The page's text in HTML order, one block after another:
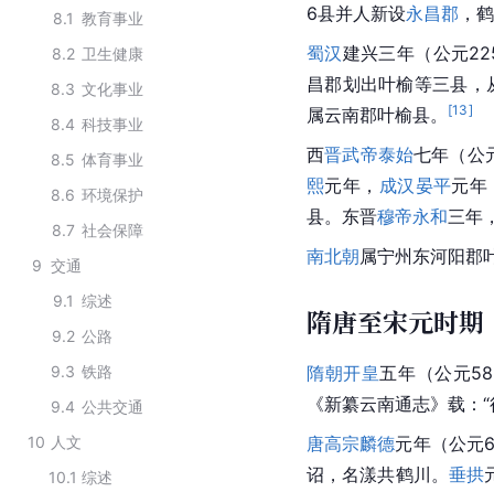
8.1 教育事业
8.2 卫生健康
8.3 文化事业
8.4 科技事业
8.5 体育事业
8.6 环境保护
8.7 社会保障
9 交通
9.1 综述
9.2 公路
9.3 铁路
9.4 公共交通
10 人文
10.1 综述
6县并人新设永昌郡 ，
蜀汉建兴三年（公元
昌郡划出叶榆等三县，
属云南郡叶榆县。
[13]
西晋武帝泰始七年（公
熙元年， 成汉晏平元年
县。 东晋穆帝永和三年
南北朝属宁州东河阳郡
隋唐至宋元时期
隋朝开皇五年（公元
《新纂云南通志》载：
唐高宗麟德元年（公元
诏，名漾共鹤川。 垂拱